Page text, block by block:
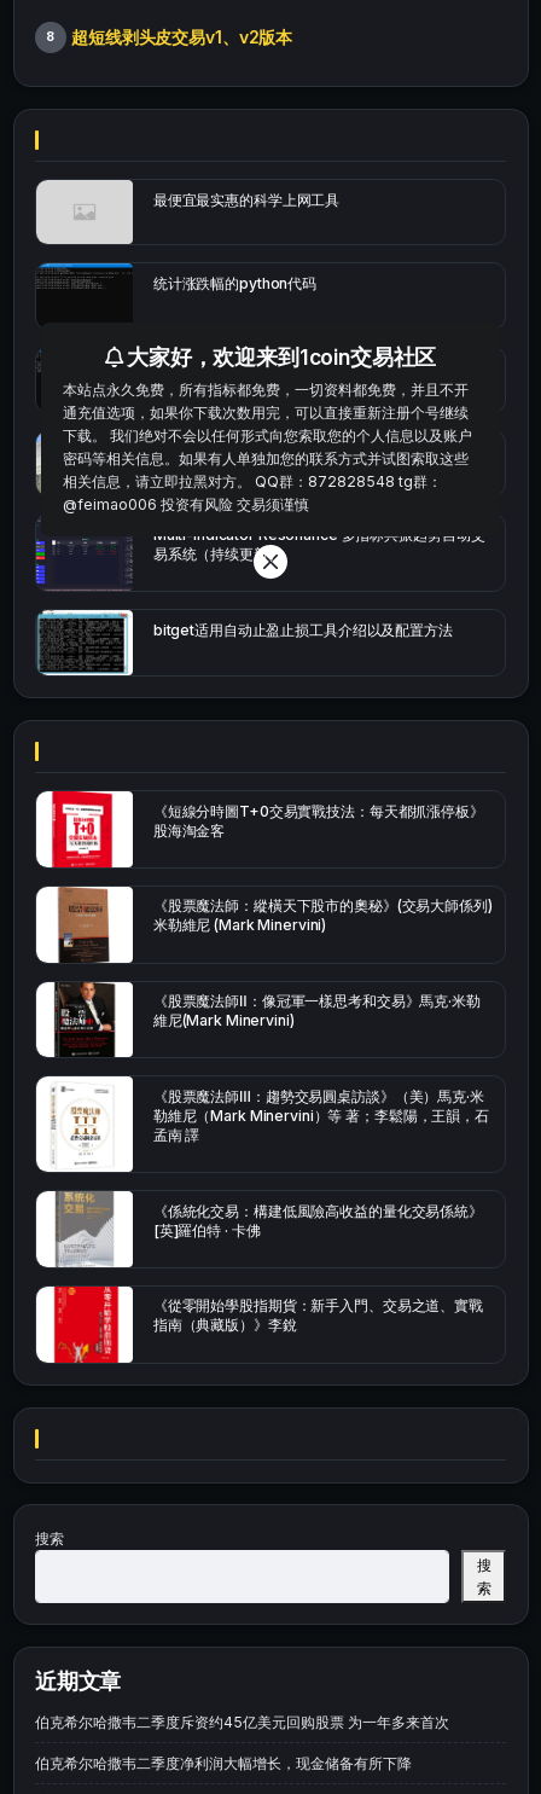
8 超短线剥头皮交易v1、v2版本
最便宜最实惠的科学上网工具
统计涨跌幅的python代码
okx的短线量化的免费版本
bybit安卓端
Multi-indicator Resonance 多指标共振趋势自动交
易系统（持续更新）
bitget适用自动止盈止损工具介绍以及配置方法
《短線分時圖T+0交易實戰技法：每天都抓漲停板》
股海淘金客
《股票魔法師：縱橫天下股市的奧秘》(交易大師係列)
米勒維尼 (Mark Minervini)
《股票魔法師Ⅱ：像冠軍一樣思考和交易》馬克·米勒
維尼(Mark Minervini)
《股票魔法師Ⅲ：趨勢交易圓桌訪談》（美）馬克·米
勒維尼（Mark Minervini）等 著；李鬆陽，王韻，石
孟南 譯
《係統化交易：構建低風險高收益的量化交易係統》
[英]羅伯特 · 卡佛
《從零開始學股指期貨：新手入門、交易之道、實戰
指南（典藏版）》李銳
搜索
搜
索
近期文章
伯克希尔哈撒韦二季度斥资约45亿美元回购股票 为一年多来首次
伯克希尔哈撒韦二季度净利润大幅增长，现金储备有所下降
大家好，欢迎来到1coin交易社区
本站点永久免费，所有指标都免费，一切资料都免费，并且不开
通充值选项，如果你下载次数用完，可以直接重新注册个号继续
下载。 我们绝对不会以任何形式向您索取您的个人信息以及账户
密码等相关信息。如果有人单独加您的联系方式并试图索取这些
相关信息，请立即拉黑对方。 QQ群：872828548 tg群：
@feimao006 投资有风险 交易须谨慎